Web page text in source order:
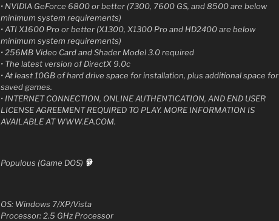
• NVIDIA GeForce 6800 or better (7300, 7600 GS, and 8500 are below
minimum system requirements)
• ATI X1600 Pro or better (X1300, X1300 Pro and HD2400 are below
minimum system requirements)
• 256MB Video Card and Shader Model 3.0 required
• The latest version of DirectX 9.0c
• At least 10GB of hard drive space for installation, plus additional space for
saved games.
• INTERNET CONNECTION, ONLINE AUTHENTICATION, AND END USER
LICENSE AGREEMENT REQUIRED TO PLAY. MORE INFORMATION IS
AVAILABLE AT WWW.EA.COM.
Populous (Game DOS)
OS: Windows 7/XP/Vista
Processor: 2.5 GHz Processor